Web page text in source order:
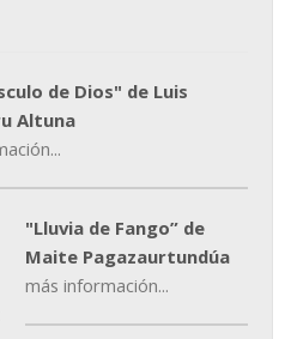
de Dios" de Luis
Altuna
"Lluvia de Fango” de
Maite Pagazaurtundúa
más información...